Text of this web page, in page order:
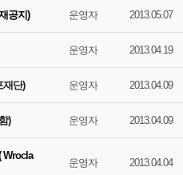
공지) 운영자 2013.05.07
운영자 2013.04.19
재단) 운영자 2013.04.09
) 운영자 2013.04.09
Wrocla
운영자 2013.04.04